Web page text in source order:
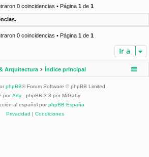
0 coincidencias • Página 1de 1
0 coincidencias • Página 1de 1
Ir a
Arquitectura Índice principal
phpBB® Forum Software © phpBB Limited
por Arty - phpBB 3.3 por MrGaby
al español por phpBB España
Privacidad | Condiciones